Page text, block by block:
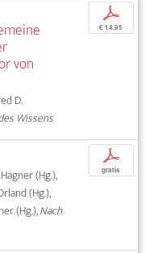
von
D.
Wissens
p
€ 14,95
(Hg.),
(Hg.),
(Hg.),Nach
p
gratis